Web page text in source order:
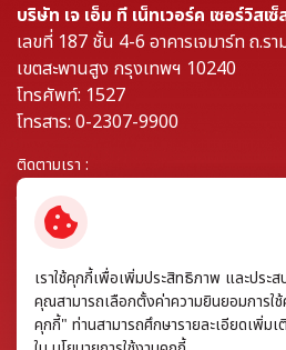
บริษัท เจ เอ็ม ที เน็ทเวอร์ค เซอร์วิส
เลขที่ 187 ชั้น 4-6 อาคารเจมาร์ท ถ.
เขตสะพานสูง กรุงเทพฯ 10240
โทรศัพท์: 1527
โทรสาร: 0-2307-9900
ติดตามเรา :
(มหาชน)
ข้อกำหนดและเงื่อนไข
เราใช้คุกกี้เพื่อเพิ่มประสิทธิภาพ และประ
คุณสามารถเลือกตั้งค่าความยินยอมการใ
คุกกี้" ท่านสามารถศึกษารายละเอียดเพิ่ม